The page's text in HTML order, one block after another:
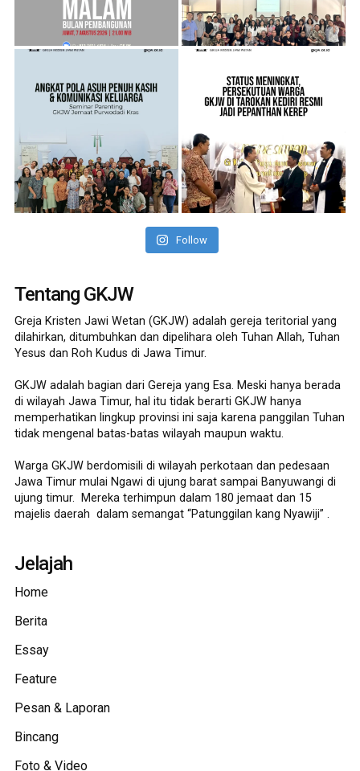
Follow
Tentang GKJW
Greja Kristen Jawi Wetan (GKJW) adalah gereja teritorial yang
dilahirkan, ditumbuhkan dan dipelihara oleh Tuhan Allah, Tuhan
Yesus dan Roh Kudus di Jawa Timur.
GKJW adalah bagian dari Gereja yang Esa. Meski hanya berada
di wilayah Jawa Timur, hal itu tidak berarti GKJW hanya
memperhatikan lingkup provinsi ini saja karena panggilan Tuhan
tidak mengenal batas-batas wilayah maupun waktu.
Warga GKJW berdomisili di wilayah perkotaan dan pedesaan
Jawa Timur mulai Ngawi di ujung barat sampai Banyuwangi di
ujung timur. Mereka terhimpun dalam 180 jemaat dan 15
majelis daerah dalam semangat “Patunggilan kang Nyawiji” .
Jelajah
Home
Berita
Essay
Feature
Pesan & Laporan
Bincang
Foto & Video